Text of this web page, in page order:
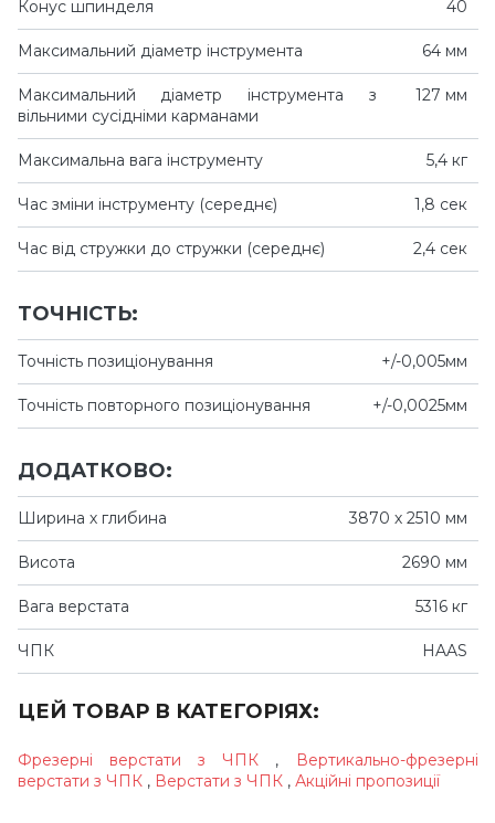
Конус шпинделя 40
Максимальний діаметр інструмента 64 мм
Максимальний діаметр інструмента з
вільними сусідніми карманами
127 мм
Максимальна вага інструменту 5,4 кг
Час зміни інструменту (середнє) 1,8 сек
Час від стружки до стружки (середнє) 2,4 сек
ТОЧНІСТЬ:
Точність позиціонування +/-0,005мм
Точність повторного позиціонування +/-0,0025мм
ДОДАТКОВО:
Ширина х глибина 3870 х 2510 мм
Висота 2690 мм
Вага верстата 5316 кг
ЧПК HAAS
ЦЕЙ ТОВАР В КАТЕГОРІЯХ:
Фрезерні верстати з ЧПК ,
Вертикально-фрезерні
верстати з ЧПК , Верстати з ЧПК , Акційні пропозиції